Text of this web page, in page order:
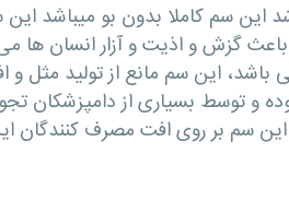
سم کاملا بدون بو میباشد این
گزش و اذیت و آزار انسان
اثر می کند و دارای اثر گذاری با دوام 7 ماه
و توسط بسیاری از دامپزشکان
سم بر روی افت مصرف کنندگان